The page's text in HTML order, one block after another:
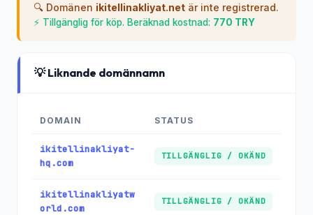
🔍 Domänen ikitellinakliyat.net är inte registrerad.
⚡ Tillgänglig för köp. Beräknad kostnad: 770 TRY
💡 Liknande domännamn
DOMAIN STATUS
ikitellinakliyat-
hq.com
TILLGÄNGLIG / OKÄND
ikitellinakliyatw
orld.com
TILLGÄNGLIG / OKÄND